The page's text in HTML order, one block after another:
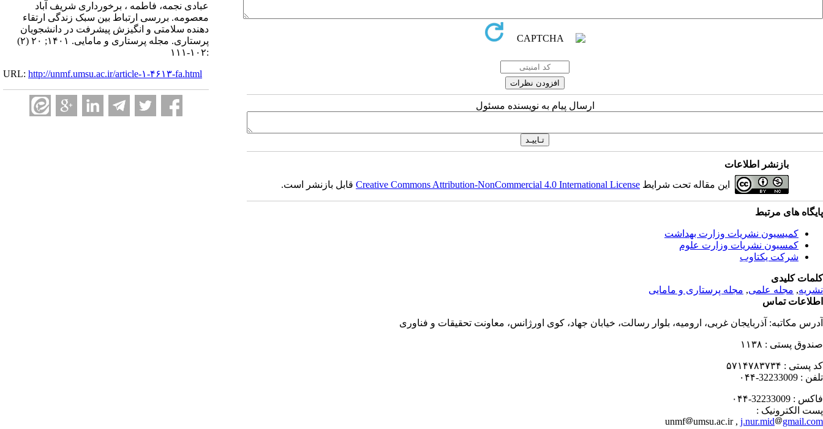
عبادی نجمه، فاطمه ، برخورداری شریف آباد
معصومه. بررسی ارتباط بین سبک زندگی ارتقاء
دهنده سلامتی و انگیزش پیشرفت در دانشجویان
پرستاری. مجله پرستاری و مامایی. ۱۴۰۱; ۲۰ (۲)
:۱۰۲-۱۱۱
URL: http://unmf.umsu.ac.ir/article-۱-۴۶۱۳-fa.html
ارسال پیام به نویسنده مسئول
بازنشر اطلاعات
این مقاله تحت شرایط Creative Commons Attribution-NonCommercial 4.0 International Licenseقابل بازنشر است.
پایگاه های مرتبط
کمیسیون نشریات وزارت بهداشت
کمسیون نشریات وزارت علوم
شرکت یکتاوب
کلمات کلیدی
نشریه, مجله علمی, مجله پرستاری و مامایی
اطلاعات تماس
آدرس مکاتبه: آذربایجان غربی، ارومیه، بلوار رسالت، خیابان جهاد، کوی اورژانس، معاونت تحقیقات و فناوری
صندوق پستی : ۱۱۳۸
کد پستی : ۵۷۱۴۷۸۳۷۳۴
تلفن : 32233009-۰۴۴
فاکس : 32233009-۰۴۴
پست الکترونیک :
unmf
umsu.ac.ir , j.nur.mid gmail.com